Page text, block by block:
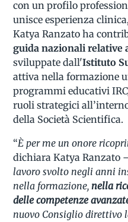
con un profilo
unisce esperienza
Katya Ranzato ha
guida nazionali relative
sviluppate dall'Istituto
attiva nella formazione
programmi educativi
ruoli strategici
della Società Scientifica.
“È per me un onore
dichiara Katya Ranzato
lavoro svolto negli anni
nella formazione,nella
delle competenze
nuovo Consiglio direttivo